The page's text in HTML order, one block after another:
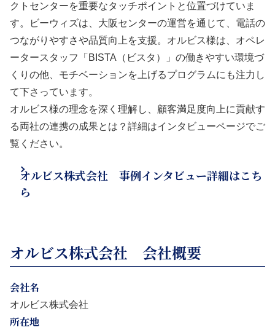
クトセンターを重要なタッチポイントと位置づけていま
す。ビーウィズは、大阪センターの運営を通じて、電話の
つながりやすさや品質向上を支援。オルビス様は、オペレ
ータースタッフ「BISTA（ビスタ）」の働きやすい環境づ
くりの他、モチベーションを上げるプログラムにも注力し
て下さっています。
オルビス様の理念を深く理解し、顧客満足度向上に貢献す
る両社の連携の成果とは？詳細はインタビューページでご
覧ください。
オルビス株式会社 事例インタビュー詳細はこち
ら
オルビス株式会社 会社概要
会社名
オルビス株式会社
所在地